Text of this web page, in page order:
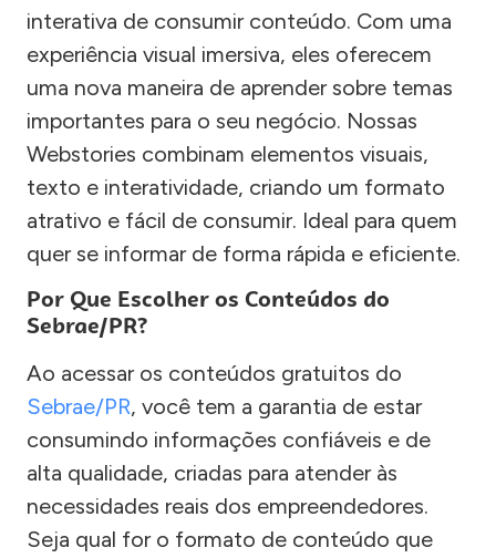
interativa de consumir conteúdo. Com uma
experiência visual imersiva, eles oferecem
uma nova maneira de aprender sobre temas
importantes para o seu negócio. Nossas
Webstories combinam elementos visuais,
texto e interatividade, criando um formato
atrativo e fácil de consumir. Ideal para quem
quer se informar de forma rápida e eficiente.
Por Que Escolher os Conteúdos do
Sebrae/PR?
Ao acessar os conteúdos gratuitos do
Sebrae/PR, você tem a garantia de estar
consumindo informações confiáveis e de
alta qualidade, criadas para atender às
necessidades reais dos empreendedores.
Seja qual for o formato de conteúdo que